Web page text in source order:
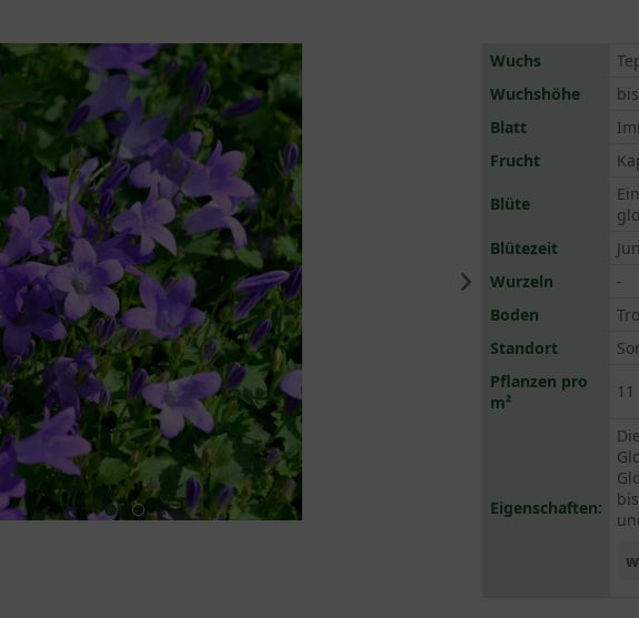
Wuchs
Wuchshöhe
Blatt
Frucht
Blüte
Blütezeit
Wurzeln
-
Boden
Standort
Pflanzen pro
m²
Eigenschaften: